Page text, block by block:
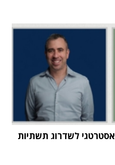
וואן הובילה פרויקט SAP אסטרטגי לשדרוג תשתיות